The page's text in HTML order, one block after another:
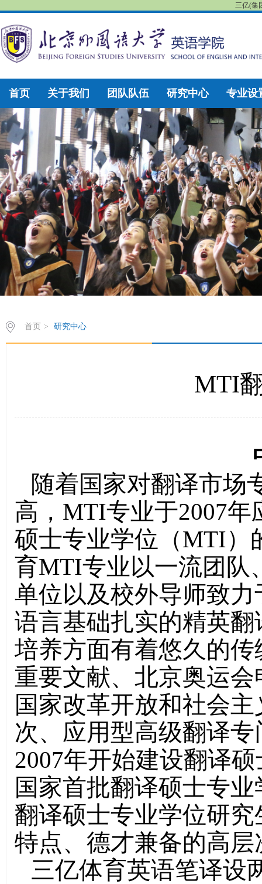
三亿(集
首页 关于我们 团队队伍 研究中心 专业设
首页 > 研究中心
MTI
随着国家对翻译市场
高， MTI专业于2007
硕士专业学位（MTI）
育MTI专业以一流团队
单位以及校外导师致
语言基础扎实的精英
培养方面有着悠久的
重要文献、北京奥运
国家改革开放和社会
次、应用型高级翻译
2007年开始建设翻译
国家首批翻译硕士专业
翻译硕士专业学位研
特点、德才兼备的高
三亿体育英语笔译设